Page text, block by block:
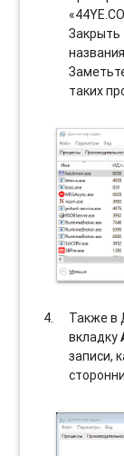
Закрыть
таких
Также в
вкладку
записи,